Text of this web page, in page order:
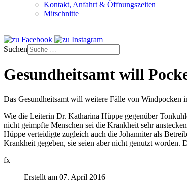
Kontakt, Anfahrt & Öffnungszeiten
Mitschnitte
Suchen
Gesundheitsamt will
Das Gesundheitsamt will weitere Fälle von Windpocken
Wie die Leiterin Dr. Katharina Hüppe gegenüber
nicht geimpfte Menschen sei die Krankheit sehr
Hüppe verteidigte zugleich auch die Johanniter als
Krankheit gegeben, sie seien aber nicht genutzt worden.
fx
Erstellt am 07. April 2016